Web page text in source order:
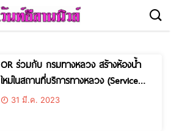
OR ร่วมกับ กรมทางหลวง สร้างห้องน้ำ
ใหม่ในสถานที่บริการทางหลวง (Service
Area) บางปะกง อำนวยความสะดวกให้ผู้ใช้
31 มี.ค. 2023